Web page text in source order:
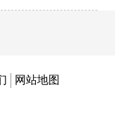
网站地图